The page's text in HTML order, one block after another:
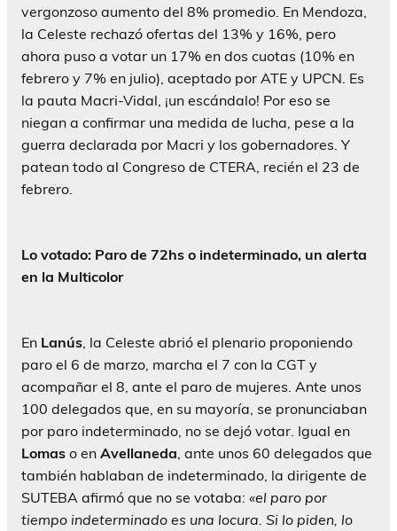
vergonzoso aumento del 8% promedio. En Mendoza,
la Celeste rechazó ofertas del 13% y 16%, pero
ahora puso a votar un 17% en dos cuotas (10% en
febrero y 7% en julio), aceptado por ATE y UPCN. Es
la pauta Macri-Vidal, ¡un escándalo! Por eso se
niegan a confirmar una medida de lucha, pese a la
guerra declarada por Macri y los gobernadores. Y
patean todo al Congreso de CTERA, recién el 23 de
febrero.
Lo votado: Paro de 72hs o indeterminado, un alerta
en la Multicolor
En Lanús, la Celeste abrió el plenario proponiendo
paro el 6 de marzo, marcha el 7 con la CGT y
acompañar el 8, ante el paro de mujeres. Ante unos
100 delegados que, en su mayoría, se pronunciaban
por paro indeterminado, no se dejó votar. Igual en
Lomas o en Avellaneda, ante unos 60 delegados que
también hablaban de indeterminado, la dirigente de
SUTEBA afirmó que no se votaba: «el paro por
tiempo indeterminado es una locura. Si lo piden, lo